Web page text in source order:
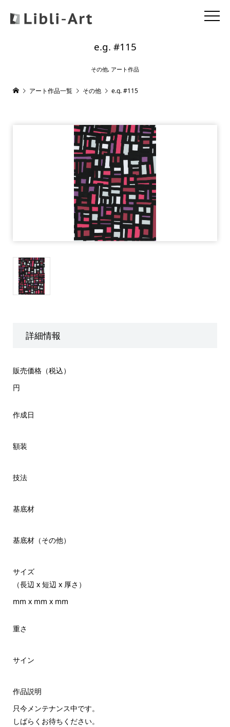
e.g. #115
その他, アート作品
アート作品一覧 その他 e.g. #115
詳細情報
販売価格（税込）
円
作成日
額装
技法
基底材
基底材（その他）
サイズ
（長辺 x 短辺 x 厚さ）
mm x mm x mm
重さ
サイン
作品説明
只今メンテナンス中です。
しばらくお待ちください。